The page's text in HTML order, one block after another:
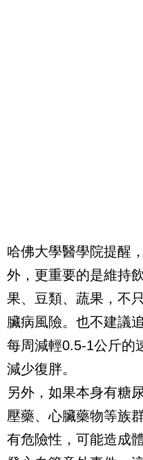
哈佛大學醫學院提醒
外，更重要的是維持
果、豆類、蔬果，不
臟病風險。也不建議
每周減輕0.5-1公斤的
減少復胖。
另外，如果本身有糖
壓藥、心臟藥物等族
有危險性，可能造成